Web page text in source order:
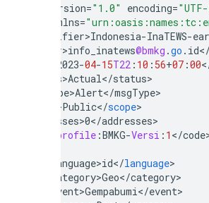
version="1.0" encoding=
xmlns=
identifier>Indonesia-InaTEWS-
sender>info_inatews@bmkg .go . id</
sent>2023-04-15T22 : 10 : 56+07 :00<
status>Actual</status
msgType>Alert</msgType
scope>Public</scope
addresses>0</addresses
code>profile :BMKG-Versi : 1 </code
language>id</language
category>Geo</category
event>Gempabumi</event